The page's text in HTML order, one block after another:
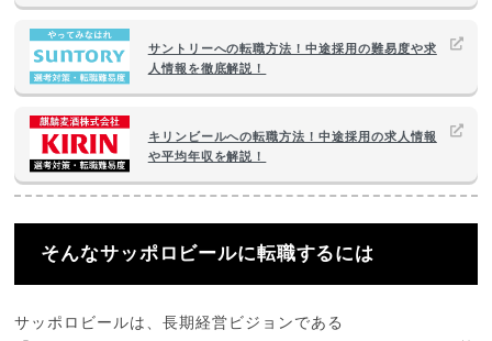
サントリーへの転職方法！中途採用の難易度や求
人情報を徹底解説！
キリンビールへの転職方法！中途採用の求人情報
や平均年収を解説！
そんなサッポロビールに転職するには
サッポロビールは、長期経営ビジョンである